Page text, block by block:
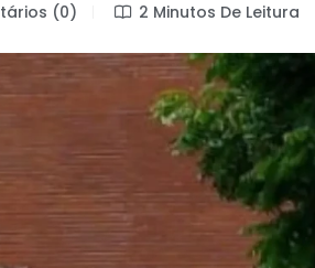
(0) 2 Minutos De Leitura